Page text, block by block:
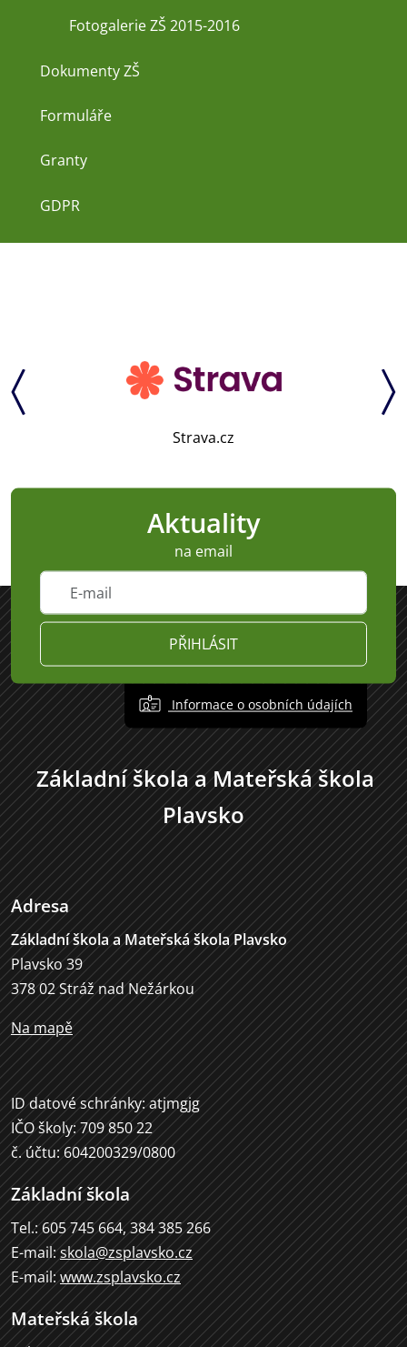
Fotogalerie ZŠ 2015-2016
Dokumenty ZŠ
Formuláře
Granty
GDPR
Strava.cz
Aktuality
na email
PŘIHLÁSIT
Informace o osobních údajích
Základní škola a Mateřská škola
Plavsko
Adresa
Základní škola a Mateřská škola Plavsko
Plavsko 39
378 02 Stráž nad Nežárkou
Na mapě
ID datové schránky: atjmgjg
IČO školy: 709 850 22
č. účtu: 604200329/0800
Základní škola
Tel.: 605 745 664, 384 385 266
E-mail: skola@zsplavsko.cz
E-mail: www.zsplavsko.cz
Mateřská škola